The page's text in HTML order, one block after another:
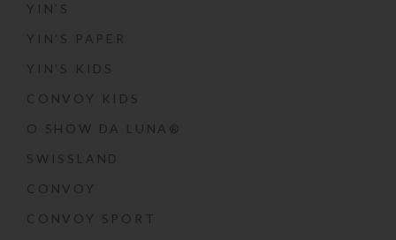
YIN’S
YIN’S PAPER
YIN’S KIDS
CONVOY KIDS
O SHOW DA LUNA®
SWISSLAND
CONVOY
CONVOY SPORT